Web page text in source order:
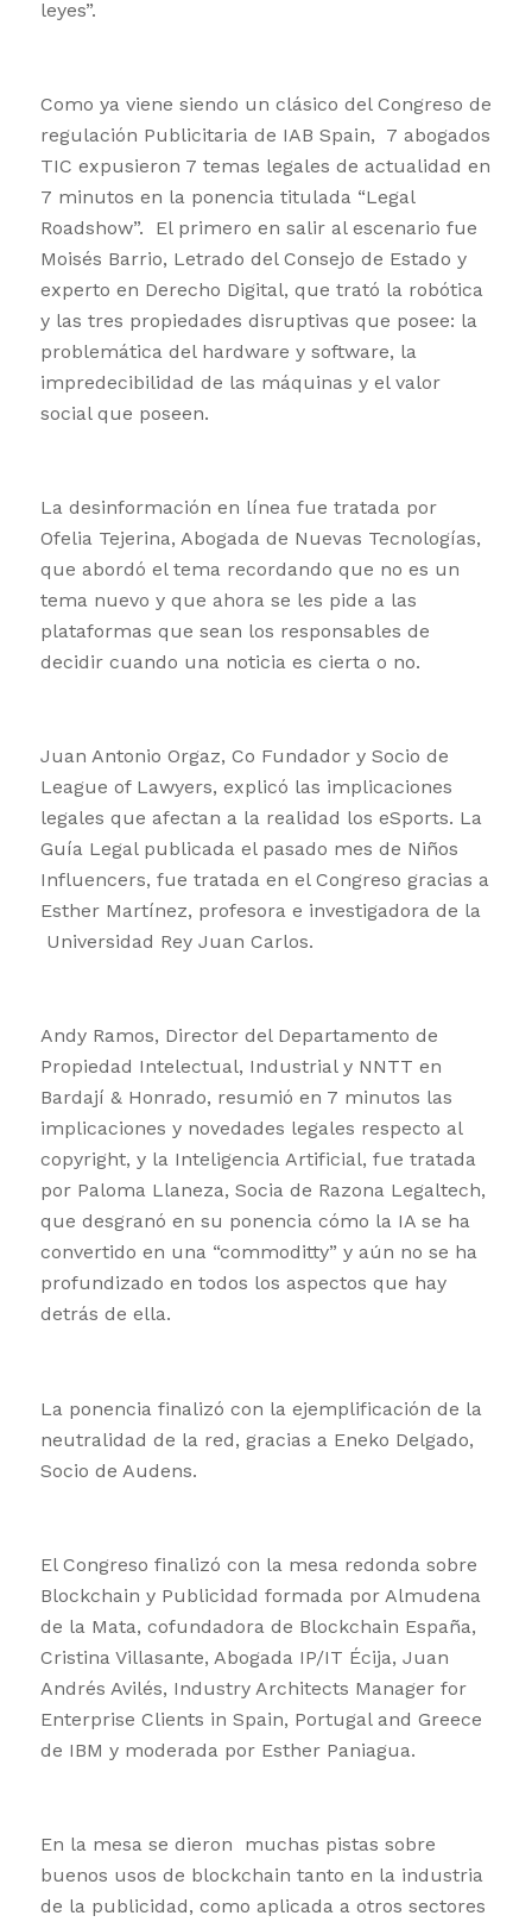
leyes”.
Como ya viene siendo un clásico del Congreso de
regulación Publicitaria de IAB Spain, 7 abogados
TIC expusieron 7 temas legales de actualidad en
7 minutos en la ponencia titulada “Legal
Roadshow”. El primero en salir al escenario fue
Moisés Barrio, Letrado del Consejo de Estado y
experto en Derecho Digital, que trató la robótica
y las tres propiedades disruptivas que posee: la
problemática del hardware y software, la
impredecibilidad de las máquinas y el valor
social que poseen.
La desinformación en línea fue tratada por
Ofelia Tejerina, Abogada de Nuevas Tecnologías,
que abordó el tema recordando que no es un
tema nuevo y que ahora se les pide a las
plataformas que sean los responsables de
decidir cuando una noticia es cierta o no.
Juan Antonio Orgaz, Co Fundador y Socio de
League of Lawyers, explicó las implicaciones
legales que afectan a la realidad los eSports. La
Guía Legal publicada el pasado mes de Niños
Influencers, fue tratada en el Congreso gracias a
Esther Martínez, profesora e investigadora de la
Universidad Rey Juan Carlos.
Andy Ramos, Director del Departamento de
Propiedad Intelectual, Industrial y NNTT en
Bardají & Honrado, resumió en 7 minutos las
implicaciones y novedades legales respecto al
copyright, y la Inteligencia Artificial, fue tratada
por Paloma Llaneza, Socia de Razona Legaltech,
que desgranó en su ponencia cómo la IA se ha
convertido en una “commoditty” y aún no se ha
profundizado en todos los aspectos que hay
detrás de ella.
La ponencia finalizó con la ejemplificación de la
neutralidad de la red, gracias a Eneko Delgado,
Socio de Audens.
El Congreso finalizó con la mesa redonda sobre
Blockchain y Publicidad formada por Almudena
de la Mata, cofundadora de Blockchain España,
Cristina Villasante, Abogada IP/IT Écija, Juan
Andrés Avilés, Industry Architects Manager for
Enterprise Clients in Spain, Portugal and Greece
de IBM y moderada por Esther Paniagua.
En la mesa se dieron muchas pistas sobre
buenos usos de blockchain tanto en la industria
de la publicidad, como aplicada a otros sectores